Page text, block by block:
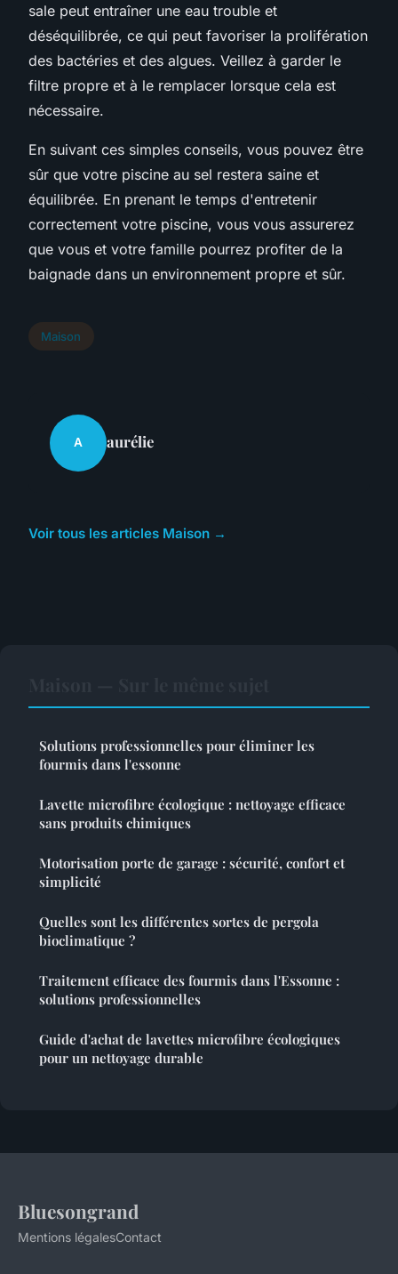
sale peut entraîner une eau trouble et
déséquilibrée, ce qui peut favoriser la prolifération
des bactéries et des algues. Veillez à garder le
filtre propre et à le remplacer lorsque cela est
nécessaire.
En suivant ces simples conseils, vous pouvez être
sûr que votre piscine au sel restera saine et
équilibrée. En prenant le temps d'entretenir
correctement votre piscine, vous vous assurerez
que vous et votre famille pourrez profiter de la
baignade dans un environnement propre et sûr.
Maison
A aurélie
Voir tous les articles Maison →
Solutions professionnelles pour éliminer les
fourmis dans l'essonne
Lavette microfibre écologique : nettoyage efficace
sans produits chimiques
Motorisation porte de garage : sécurité, confort et
simplicité
Quelles sont les différentes sortes de pergola
bioclimatique ?
Traitement efficace des fourmis dans l'Essonne :
solutions professionnelles
Guide d'achat de lavettes microfibre écologiques
pour un nettoyage durable
Bluesongrand
Mentions légalesContact